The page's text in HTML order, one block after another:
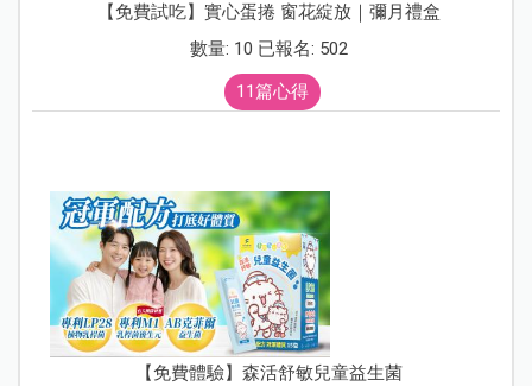
【免費試吃】實心蛋捲 窗花綻放｜彌月禮盒
數量: 10 已報名: 502
11篇心得
【免費體驗】森活舒敏兒童益生菌